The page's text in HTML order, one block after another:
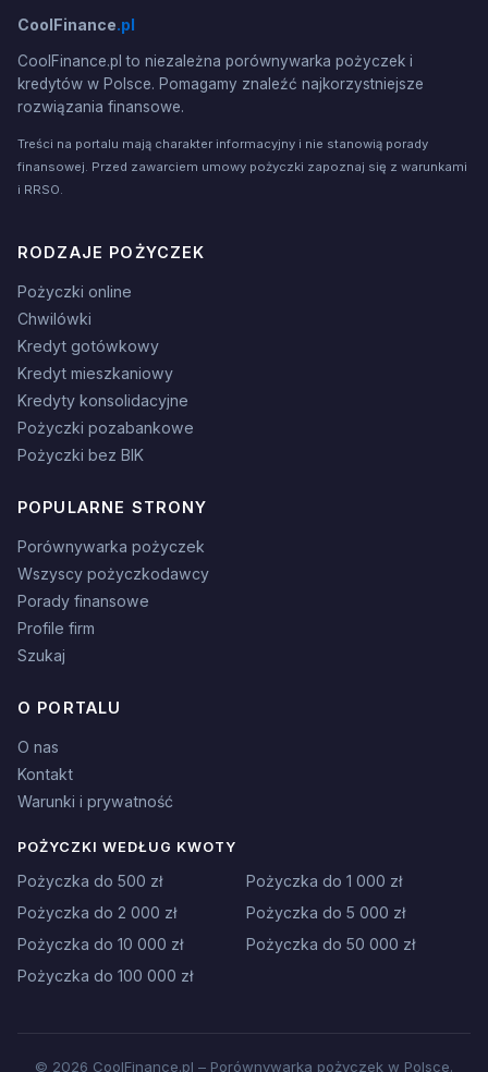
CoolFinance.pl
CoolFinance.pl to niezależna porównywarka pożyczek i
kredytów w Polsce. Pomagamy znaleźć najkorzystniejsze
rozwiązania finansowe.
Treści na portalu mają charakter informacyjny i nie stanowią porady
finansowej. Przed zawarciem umowy pożyczki zapoznaj się z warunkami
i RRSO.
RODZAJE POŻYCZEK
Pożyczki online
Chwilówki
Kredyt gotówkowy
Kredyt mieszkaniowy
Kredyty konsolidacyjne
Pożyczki pozabankowe
Pożyczki bez BIK
POPULARNE STRONY
Porównywarka pożyczek
Wszyscy pożyczkodawcy
Porady finansowe
Profile firm
Szukaj
O PORTALU
O nas
Kontakt
Warunki i prywatność
POŻYCZKI WEDŁUG KWOTY
Pożyczka do 500 zł
Pożyczka do 1 000 zł
Pożyczka do 2 000 zł
Pożyczka do 5 000 zł
Pożyczka do 10 000 zł
Pożyczka do 50 000 zł
Pożyczka do 100 000 zł
© 2026 CoolFinance.pl – Porównywarka pożyczek w Polsce.